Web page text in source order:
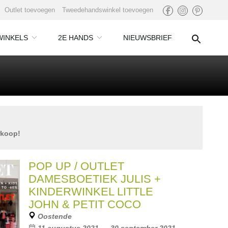
Outlet toevoegen Tweedehandswinkel toevoegen
2E HANDS NIEUWSBRIEF
POP UP / OUTLET
DAMESBOETIEK JULIS +
KINDERWINKEL LITTLE
JOHN & PETIT COCO
Oostende